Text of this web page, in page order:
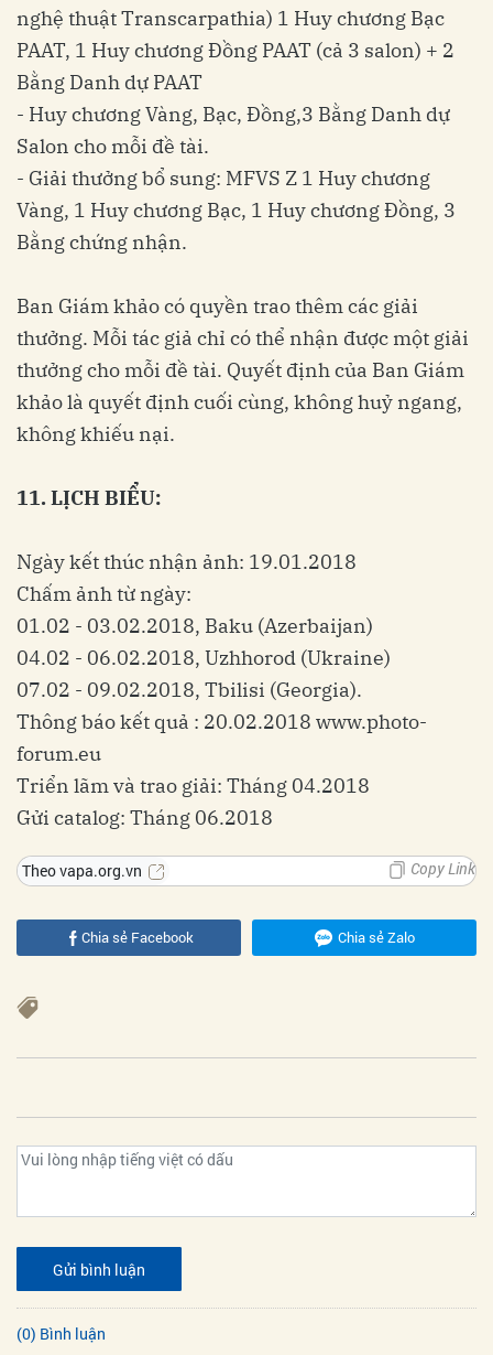
nghệ thuật Transcarpathia) 1 Huy chương Bạc
PAAT, 1 Huy chương Đồng PAAT (cả 3 salon) + 2
Bằng Danh dự PAAT
- Huy chương Vàng, Bạc, Đồng,3 Bằng Danh dự
Salon cho mỗi đề tài.
- Giải thưởng bổ sung: MFVS Z 1 Huy chương
Vàng, 1 Huy chương Bạc, 1 Huy chương Đồng, 3
Bằng chứng nhận.
Ban Giám khảo có quyền trao thêm các giải
thưởng. Mỗi tác giả chỉ có thể nhận được một giải
thưởng cho mỗi đề tài. Quyết định của Ban Giám
khảo là quyết định cuối cùng, không huỷ ngang,
không khiếu nại.
11. LỊCH BIỂU:
Ngày kết thúc nhận ảnh: 19.01.2018
Chấm ảnh từ ngày:
01.02 - 03.02.2018, Baku (Azerbaijan)
04.02 - 06.02.2018, Uzhhorod (Ukraine)
07.02 - 09.02.2018, Tbilisi (Georgia).
Thông báo kết quả : 20.02.2018 www.photo-
forum.eu
Triển lãm và trao giải: Tháng 04.2018
Gửi catalog: Tháng 06.2018
Theo vapa.org.vn Copy Link
Chia sẻ Facebook Chia sẻ Zalo
Gửi bình luận
(0) Bình luận